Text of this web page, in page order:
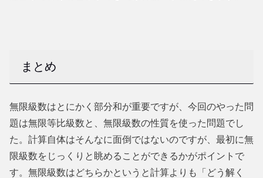
まとめ
無限級数はとにかく部分和が重要ですが、今回のやった問
題は無限等比級数と、無限級数の性質を使った問題でし
た。計算自体はそんなに面倒ではないのですが、最初に無
限級数をじっくりと眺めることができるかがポイントで
す。無限級数はどちらかというと計算よりも「どう解く